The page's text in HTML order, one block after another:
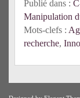
Publié dans :
Manipulation
Mots-clefs :
recherche,